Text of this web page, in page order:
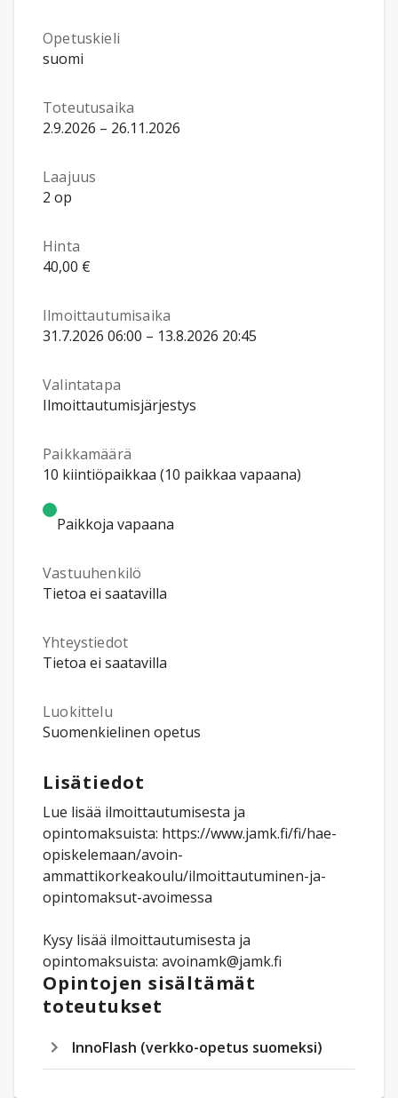
Opetuskieli
suomi
Toteutusaika
2.9.2026 – 26.11.2026
Laajuus
2 op
Hinta
40,00 €
Ilmoittautumisaika
31.7.2026 06:00 – 13.8.2026 20:45
Valintatapa
Ilmoittautumisjärjestys
Paikkamäärä
10 kiintiöpaikkaa (10 paikkaa vapaana)
Paikkoja vapaana
Vastuuhenkilö
Tietoa ei saatavilla
Yhteystiedot
Tietoa ei saatavilla
Luokittelu
Suomenkielinen opetus
Lisätiedot
Lue lisää ilmoittautumisesta ja
opintomaksuista: https://www.jamk.fi/fi/hae-
opiskelemaan/avoin-
ammattikorkeakoulu/ilmoittautuminen-ja-
opintomaksut-avoimessa
Kysy lisää ilmoittautumisesta ja
opintomaksuista: avoinamk@jamk.fi
Opintojen sisältämät
toteutukset
InnoFlash (verkko-opetus suomeksi)